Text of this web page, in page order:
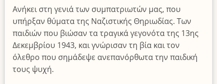
Ανήκει στη γενιά των συμπατριωτών μας, που
υπήρξαν θύματα της Ναζιστικής Θηριωδίας. Των
παιδιών που βιώσαν τα τραγικά γεγονότα της 13ης
Δεκεμβρίου 1943, και γνώρισαν τη βία και τον
όλεθρο που σημάδεψε ανεπανόρθωτα την παιδική
τους ψυχή.